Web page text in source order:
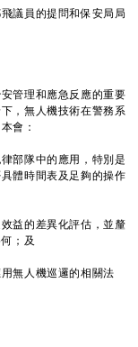
議員的提問和保安局局
管理和應急反應的重要
，無人機技術在警務系
會：
部隊中的應用，特別是
體時間表及足夠的操作
益的差異化評估，並釐
；及
無人機巡邏的相關法